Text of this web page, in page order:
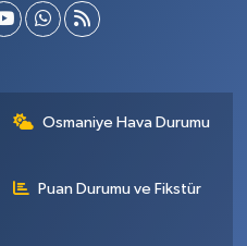
Osmaniye Hava Durumu
Puan Durumu ve Fikstür